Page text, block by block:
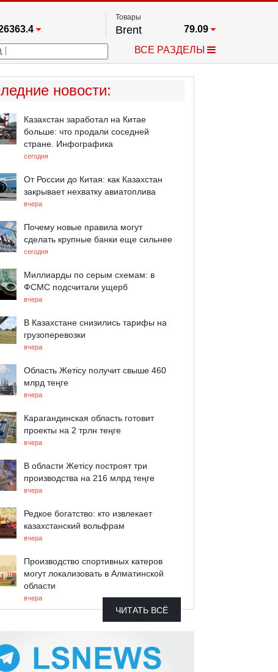
67.17
Товары
Brent 79.09
Платина
2.67
ВСЕ РАЗДЕЛЫ
новости:
Казахстан заработал на Китае
больше: что продали соседней
стране. Инфографика
сегодня
От России до Китая: как Казахстан
закрывает нехватку авиатоплива
вчера
Почему новые правила могут
сделать крупные банки еще сильнее
сегодня
Миллиарды по серым схемам: в
ФСМС подсчитали ущерб
вчера
В Казахстане снизились тарифы на
грузоперевозки
вчера
Область Жетісу получит свыше 460
млрд теңге
вчера
Карагандинская область готовит
проекты на 2 трлн теңге
вчера
В области Жетісу построят три
производства на 216 млрд теңге
вчера
Редкое богатство: кто извлекает
казахстанский вольфрам
вчера
Производство спортивных катеров
могут локализовать в Алматинской
области
вчера
ЧИТАТЬ ВСЁ